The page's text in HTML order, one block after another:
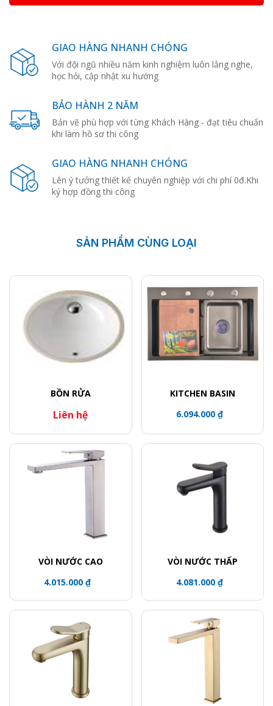
GIAO HÀNG NHANH CHÓNG
Với đội ngũ nhiều năm kinh nghiệm luôn lắng nghe,
học hỏi, cập nhật xu hướng
BẢO HÀNH 2 NĂM
Bản vẽ phù hợp với từng Khách Hàng - đạt tiêu chuẩn
khi làm hồ sơ thi công
GIAO HÀNG NHANH CHÓNG
Lên ý tưởng thiết kế chuyên nghiệp với chi phí 0đ.Khi
ký hợp đồng thi công
SẢN PHẨM CÙNG LOẠI
BỒN RỬA
Liên hệ
KITCHEN BASIN
6.094.000 ₫
VÒI NƯỚC CAO
4.015.000 ₫
VÒI NƯỚC THẤP
4.081.000 ₫